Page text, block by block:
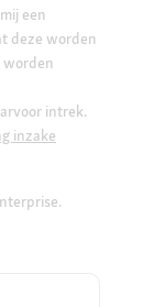
een
deze worden
worden
intrek.
inzake